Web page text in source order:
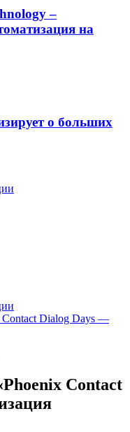
–
на
о больших
Dialog Days —
Contact